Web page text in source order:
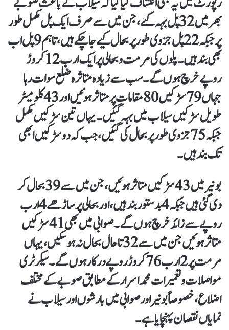
بھر میں 32 پل بہہ گئے، جن میں سے صرف ایک پل مکمل طور
پر جبکہ 22 پل جزوی طور پر بحال کیے جا چکے ہیں، تاہم 9 پل اب
بھی بند ہیں۔ پلوں کی مرمت و بحالی پر ایک ارب 12 کروڑ
روپے خرچ ہوں گے۔ سب سے زیادہ متاثرہ ضلع سوات رہا
جہاں 79 سڑکیں 80 مقامات پر متاثر ہوئیں اور 43 کلومیٹر
طویل سڑکیں سیلاب میں بہہ گئیں۔ یہاں تین سڑکیں مکمل
جبکہ 75 جزوی طور پر بحال کی گئیں، جب کہ دو سڑکیں ابھی
تک بند ہیں۔
بونیر میں 43 سڑکیں متاثر ہوئیں، جن میں سے 39 بحال کر
دی گئی ہیں جبکہ 4 بدستور بند ہیں، اور بحالی پر ساڑھے 4 ارب
روپے سے زائد خرچ ہوں گے۔ صوابی میں بھی 41 سڑکیں
متاثر ہوئیں جن میں سے 32 تاحال بحال نہ ہو سکیں، یہاں
مرمت پر 2 ارب 76 کروڑ روپے درکار ہوں گے۔ سیکرٹری
مواصلات و تعمیرات محمد اسرار کے مطابق صوبے کے مختلف
اضلاع، خصوصاً بونیر اور صوابی میں بارشوں اور سیلاب نے
نمایاں نقصان پہنچایا ہے۔